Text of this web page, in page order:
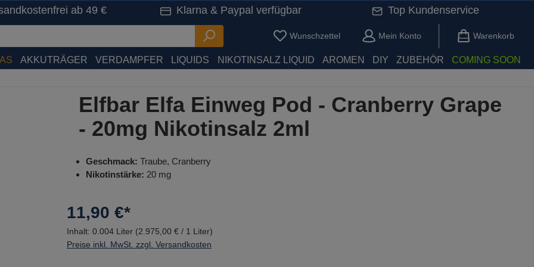
ab 49 € Klarna & Paypal verfügbar Top Kundenservice
Wunschzettel Du hast 0 Produkte auf dem Merkzettel
Mein Konto Warenkorb
AKKUTRÄGER VERDAMPFER LIQUIDS NIKOTINSALZ LIQUID AROMEN DIY ZUBEHÖR COMING SOON
Elfbar Elfa Einweg Pod - Cranberry Grape
- 20mg Nikotinsalz 2ml
Geschmack: Traube, Cranberry
Nikotinstärke: 20 mg
11,90 €*
Inhalt: 0.004 Liter (2.975,00 € / 1 Liter)
Preise inkl. MwSt. zzgl. Versandkosten